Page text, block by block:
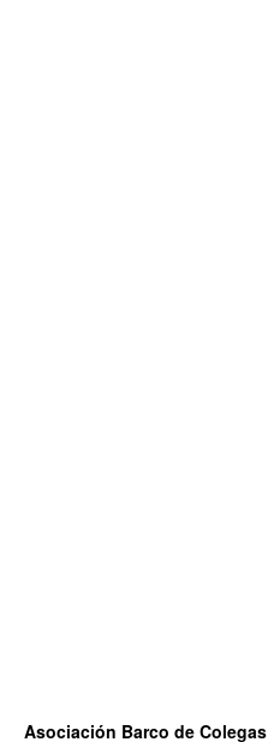
Asociación Barco de Colegas